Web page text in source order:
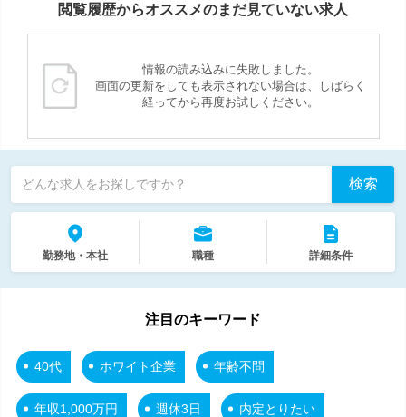
閲覧履歴からオススメのまだ見ていない求人
情報の読み込みに失敗しました。
画面の更新をしても表示されない場合は、しばらく
経ってから再度お試しください。
どんな求人をお探しですか？ 検索
勤務地・本社 職種 詳細条件
注目のキーワード
40代 ホワイト企業 年齢不問
年収1,000万円 週休3日 内定とりたい